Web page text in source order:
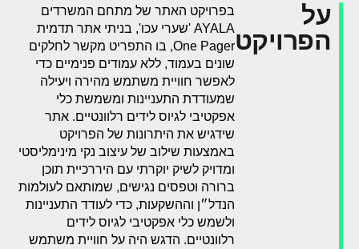
על
הפרויקט
בפרויקט האתר של מתחם המשרדים
AYALA 'שערי עכו', בניתי אתר תדמית
One Pager, בו התפריט מקשר לחלקים
שונים בעמוד, ללא עמודים פנימיים כדי
לאפשר חוויית משתמש מהירה ויעילה
שמעודדת התעניינות ומשמשת כלי
אפקטיבי לגיוס לידים רלוונטיים. אתר
שידגיש את היתרונות של הפרויקט
באמצעות שילוב של עיצוב נקי מינימליסטי
ומדויק לשיק יוקרתי עם היררכיית תוכן
ברורה וטפסים נגישים, שמותאם לעולמות
הנדל״ן וההשקעות, כדי לעודד התעניינות
ולשמש כלי אפקטיבי לגיוס לידים
רלוונטיים. הדגש היה על חוויית משתמש